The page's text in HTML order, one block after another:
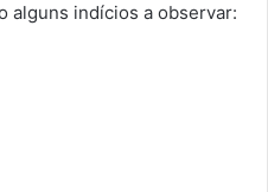
alguns indícios a observar: